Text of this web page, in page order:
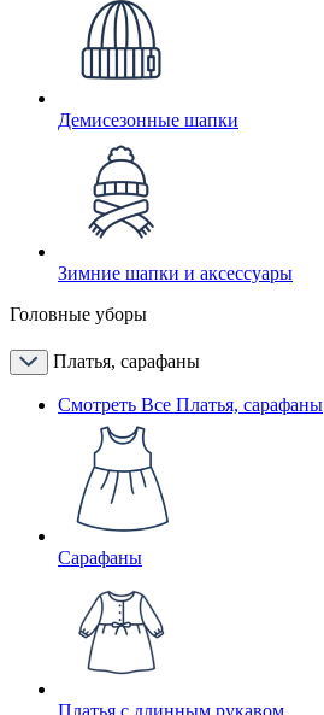
Демисезонные шапки
Зимние шапки и аксессуары
Головные уборы
Платья, сарафаны
Смотреть Все Платья, сарафаны
Сарафаны
Платья с длинным рукавом